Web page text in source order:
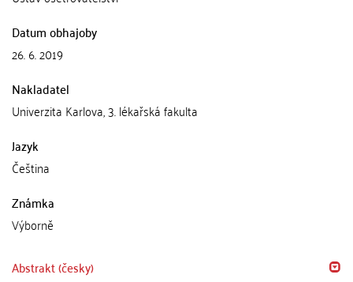
Datum obhajoby
26. 6. 2019
Nakladatel
Univerzita Karlova, 3. lékařská fakulta
Jazyk
Čeština
Známka
Výborně
Abstrakt (česky)